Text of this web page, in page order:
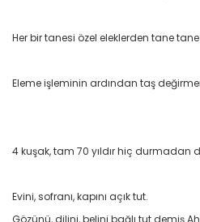
Her bir tanesi özel eleklerden tane
Eleme işleminin ardından taş
4 kuşak, tam 70 yıldır hiç durmadan
Evini, sofranı, kapını açık tut.
Gözünü, dilini, belini bağlı tut demiş